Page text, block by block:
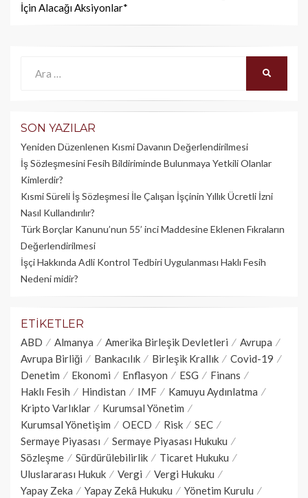
İçin Alacağı Aksiyonlar*
SON YAZILAR
Yeniden Düzenlenen Kısmi Davanın Değerlendirilmesi
İş Sözleşmesini Fesih Bildiriminde Bulunmaya Yetkili Olanlar
Kimlerdir?
Kısmi Süreli İş Sözleşmesi İle Çalışan İşçinin Yıllık Üc­retli İzni
Nasıl Kullandırılır?
Türk Borçlar Kanunu’nun 55’ inci Maddesine Eklenen Fıkraların
Değerlendirilmesi
İşçi Hakkında Adli Kontrol Tedbiri Uygulanması Haklı Fesih
Nedeni midir?
ETIKETLER
ABD Almanya Amerika Birleşik Devletleri
Avrupa
Avrupa Birliği
Bankacılık Birleşik Krallık
Covid-19
Denetim
Ekonomi Enflasyon ESG
Finans
Haklı Fesih
Hindistan IMF
Kamuyu Aydınlatma
Kripto Varlıklar
Kurumsal Yönetim
Kurumsal Yönetişim
OECD Risk
SEC
Sermaye Piyasası
Sermaye Piyasası Hukuku
Sözleşme
Sürdürülebilirlik
Ticaret Hukuku
Uluslararası Hukuk
Vergi
Vergi Hukuku
Yapay Zeka
Yapay Zekâ Hukuku
Yönetim Kurulu